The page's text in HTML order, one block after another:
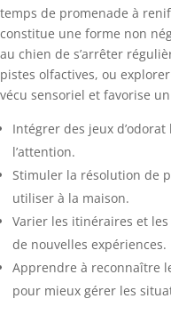
temps de promenade à
constitue une forme non
au chien de s’arrêter
pistes olfactives, ou
vécu sensoriel et favorise
Intégrer des jeux
l’attention.
Stimuler la résolution de
utiliser à la maison.
Varier les itinéraires et
de nouvelles expériences.
Apprendre à reconnaître
pour mieux gérer les